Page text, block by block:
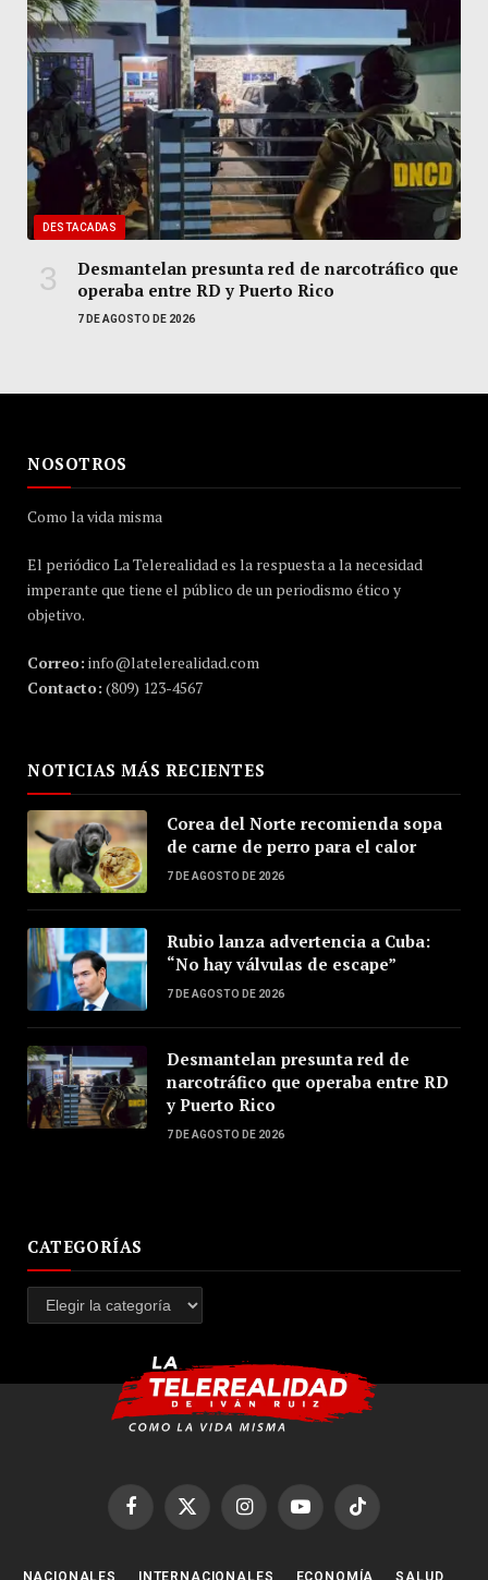
DESTACADAS
Desmantelan presunta red de narcotráfico que
operaba entre RD y Puerto Rico
7 DE AGOSTO DE 2026
NOSOTROS
Como la vida misma
El periódico La Telerealidad es la respuesta a la necesidad
imperante que tiene el público de un periodismo ético y
objetivo.
Correo: info@latelerealidad.com
Contacto: (809) 123-4567
NOTICIAS MÁS RECIENTES
Corea del Norte recomienda sopa
de carne de perro para el calor
7 DE AGOSTO DE 2026
Rubio lanza advertencia a Cuba:
“No hay válvulas de escape”
7 DE AGOSTO DE 2026
Desmantelan presunta red de
narcotráfico que operaba entre RD
y Puerto Rico
7 DE AGOSTO DE 2026
CATEGORÍAS
Categorías
FacebookX
InstagramYouTubeTikTok
NACIONALES INTERNACIONALES ECONOMÍA SALUD